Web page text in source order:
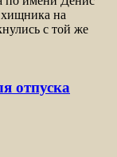
хищника на
с той же
отпуска